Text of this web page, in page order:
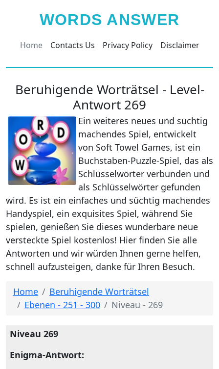
WORDS ANSWER
Home Contacts Us Privacy Policy Disclaimer
Beruhigende Worträtsel - Level-
Antwort 269
Ein weiteres neues und süchtig
machendes Spiel, entwickelt
von Soft Towel Games, ist ein
Buchstaben-Puzzle-Spiel, das als
Schlüsselwörter verbunden und
als Schlüsselwörter gefunden
wird. Es ist ein einfaches und süchtig machendes
Handyspiel, ein exquisites Spiel, während Sie
spielen, genießen Sie dieses wunderbare neue
versteckte Spiel kostenlos! Hier finden Sie alle
Antworten und wir würden Ihnen gerne helfen,
schnell aufzusteigen, danke für Ihren Besuch.
Home
Beruhigende Worträtsel
Ebenen - 251 - 300
Niveau - 269
Niveau 269
Enigma-Antwort: